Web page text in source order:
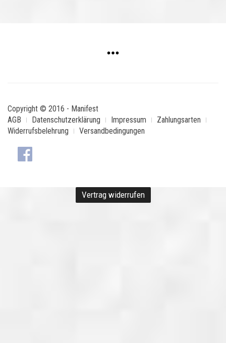
Copyright © 2016 - Manifest
AGB
Datenschutzerklärung Impressum
Zahlungsarten
Widerrufsbelehrung
Versandbedingungen
Vertrag widerrufen